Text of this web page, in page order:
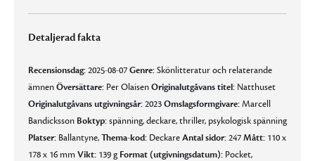
Detaljerad fakta
Recensionsdag:2025-08-07Genre:Skönlitteratur och relaterande
ämnenÖversättare: Per OlaisenOriginalutgåvans titel: Natthuset
Originalutgåvans utgivningsår:2023Omslagsformgivare:Marcell
Bandicksson Boktyp:spänning, deckare, thriller, psykologisk spänning
Platser: Ballantyne,Thema-kod: DeckareAntal sidor:247Mått: 110 x
178 x 16 mmVikt: 139 g Format (utgivningsdatum): Pocket,